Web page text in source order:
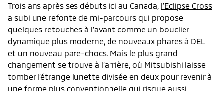
Trois ans après ses débuts ici au Canada, l’Eclipse Cross
a subi une refonte de mi-parcours qui propose
quelques retouches à l’avant comme un bouclier
dynamique plus moderne, de nouveaux phares à DEL
et un nouveau pare-chocs. Mais le plus grand
changement se trouve à l’arrière, où Mitsubishi laisse
tomber l’étrange lunette divisée en deux pour revenir à
une forme plus conventionnelle qui risque aussi